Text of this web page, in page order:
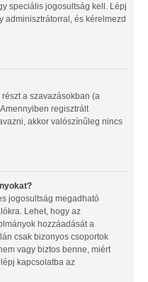
speciális jogosultság kell. Lépj
adminisztrátorral, és kérelmezd
a szavazásokban (a
regisztrált
akkor valószínűleg nincs
jogosultság megadható
Lehet, hogy az
hozzáadását a
csak bizonyos csoportok
vagy biztos benne, miért
kapcsolatba az